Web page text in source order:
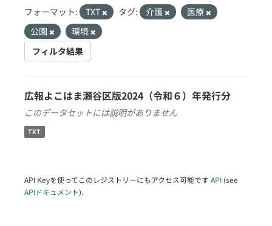
フォーマット: TXT タグ: 介護
医療
公園
環境
フィルタ結果
広報よこはま瀬谷区版2024（令和６）年発行分
このデータセットには説明がありません
TXT
API Keyを使ってこのレジストリーにもアクセス可能です API (see
APIドキュメント).